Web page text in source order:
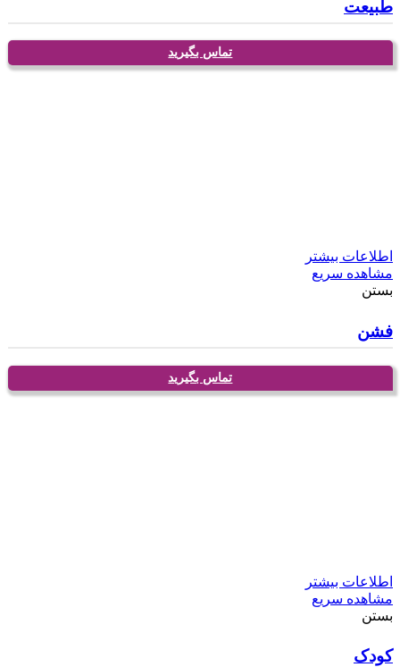
طبیعت
تماس بگیرید
اطلاعات بیشتر
مشاهده سریع
بستن
فشن
تماس بگیرید
اطلاعات بیشتر
مشاهده سریع
بستن
کودک